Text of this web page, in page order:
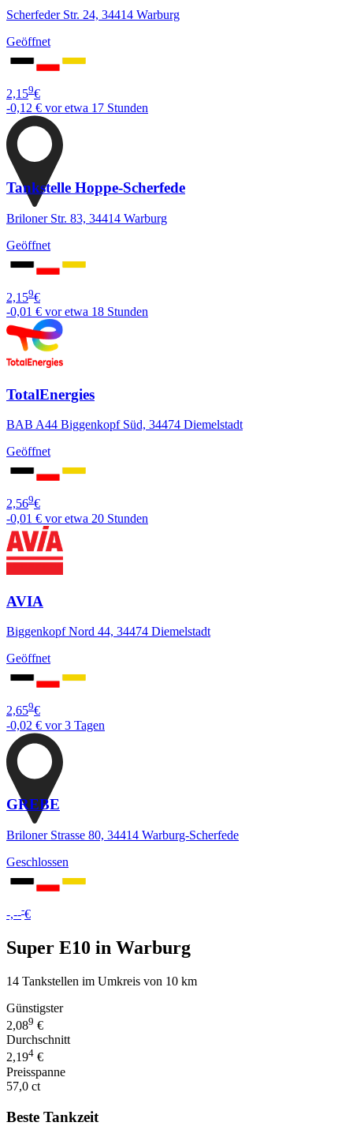
Scherfeder Str. 24, 34414 Warburg
Geöffnet
2,159€
-0,12 € vor etwa 17 Stunden
Tankstelle Hoppe-Scherfede
Briloner Str. 83, 34414 Warburg
Geöffnet
2,159€
-0,01 € vor etwa 18 Stunden
TotalEnergies
BAB A44 Biggenkopf Süd, 34474 Diemelstadt
Geöffnet
2,569€
-0,01 € vor etwa 20 Stunden
AVIA
Biggenkopf Nord 44, 34474 Diemelstadt
Geöffnet
2,659€
-0,02 € vor 3 Tagen
GREBE
Briloner Strasse 80, 34414 Warburg-Scherfede
Geschlossen
-,---€
Super E10 in Warburg
14 Tankstellen im Umkreis von 10 km
Günstigster
2,089 €
Durchschnitt
2,194 €
Preisspanne
57,0 ct
Beste Tankzeit